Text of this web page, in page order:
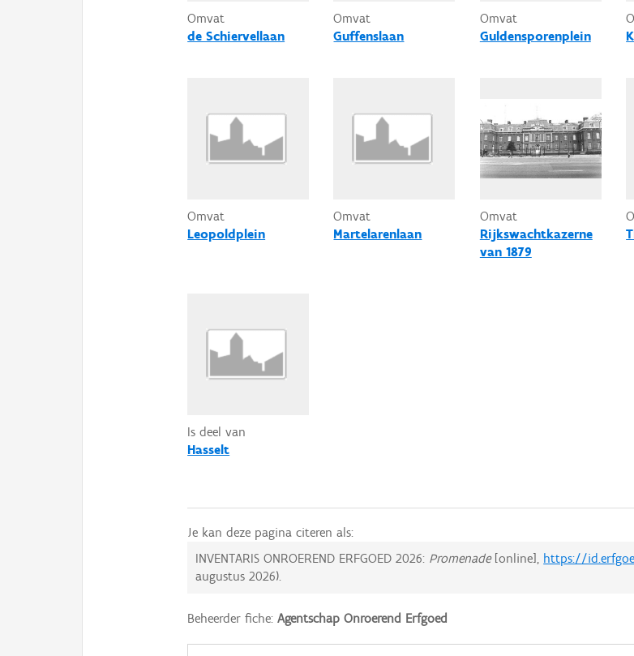
Omvat
de Schiervellaan
Omvat
Guffenslaan
Omvat
Guldensporenplein
Omvat
Leopoldplein
Omvat
Martelarenlaan
Omvat
Rijkswachtkazerne
van 1879
Is deel van
Hasselt
Je kan deze pagina citeren als:
INVENTARIS ONROEREND ERFGOED 2026: Promenade[online], https://
augustus 2026).
Beheerder fiche:Agentschap Onroerend Erfgoed